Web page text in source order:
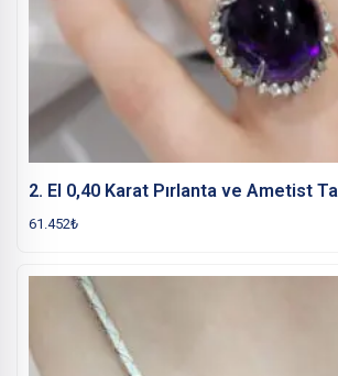
2. El 0,40 Karat Pırlanta ve Ametist
61.452₺